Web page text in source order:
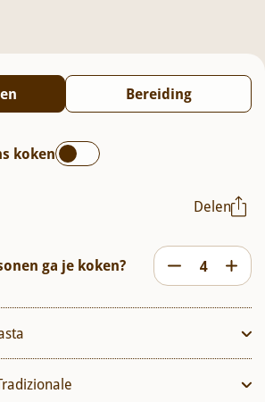
voor niets vaak gezien als een
kun je nog een lichte drizzle van
de lasagne doen. Een perfect
Bereiding
koken
Delen
ga je koken?